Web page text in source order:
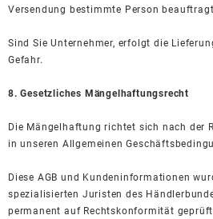
Versendung bestimmte Person
Sind Sie Unternehmer, erfolgt die
Gefahr.
8. Gesetzliches Mängelhaftungsrecht
Die Mängelhaftung richtet sich nach der
in unseren Allgemeinen
Diese AGB und Kundeninformationen
spezialisierten Juristen des
permanent auf Rechtskonformität